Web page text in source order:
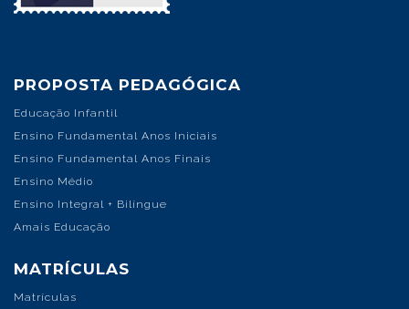
PROPOSTA PEDAGÓGICA
Educação Infantil
Ensino Fundamental Anos Iniciais
Ensino Fundamental Anos Finais
Ensino Médio
Ensino Integral + Bilíngue
Amais Educação
MATRÍCULAS
Matrículas